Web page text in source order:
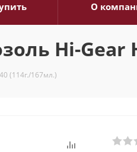
О
Hi-Gear
(114г./167мл.)